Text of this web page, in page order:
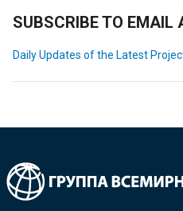
SUBSCRIBE TO EMAIL
Daily Updates of the Latest